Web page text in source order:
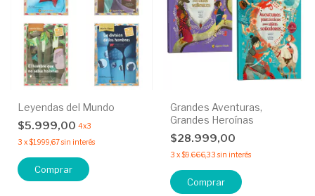
Leyendas del Mundo
$5.999,00 4x3
3 x$1.999,67sin interés
Comprar
Grandes Aventuras,
Grandes Heroínas
$28.999,00
3 x$9.666,33 sin interés
Comprar